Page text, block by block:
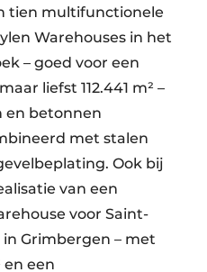
tien multifunctionele
Warehouses in het
– goed voor een
liefst 112.441 m² –
en betonnen
met stalen
Ook bij
van een
voor Saint-
Grimbergen – met
en een